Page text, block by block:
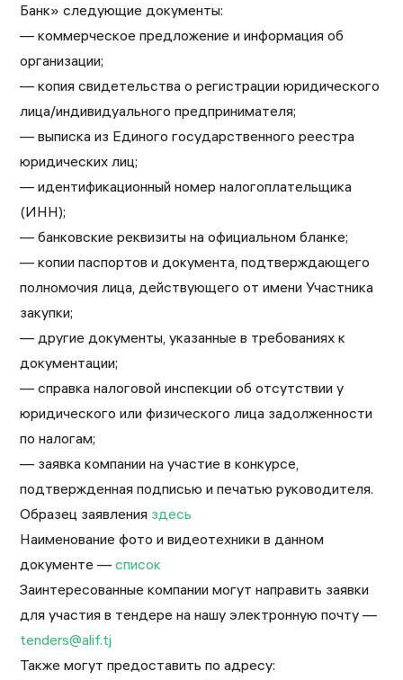
Банк» следующие документы:
— коммерческое предложение и информация об
организации;
— копия свидетельства о регистрации юридического
лица/индивидуального предпринимателя;
— выписка из Единого государственного реестра
юридических лиц;
— идентификационный номер налогоплательщика
(ИНН);
— банковские реквизиты на официальном бланке;
— копии паспортов и документа, подтверждающего
полномочия лица, действующего от имени Участника
закупки;
— другие документы, указанные в требованиях к
документации;
— справка налоговой инспекции об отсутствии у
юридического или физического лица задолженности
по налогам;
— заявка компании на участие в конкурсе,
подтвержденная подписью и печатью руководителя.
Образец заявления здесь
Наименование фото и видеотехники в данном
документе — список
Заинтересованные компании могут направить заявки
для участия в тендере на нашу электронную почту —
tenders@alif.tj
Также могут предоставить по адресу: